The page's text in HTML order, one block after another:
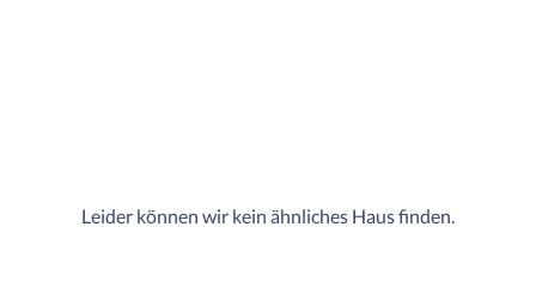
Leider können wir kein ähnliches Haus finden.